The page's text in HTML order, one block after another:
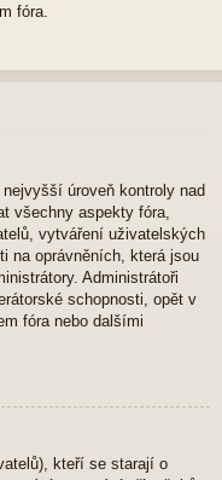
fóra.
úroveň kontroly nad
všechny aspekty fóra,
vytváření uživatelských
na oprávněních, která jsou
Administrátoři
schopnosti, opět v
fóra nebo dalšími
kteří se starají o